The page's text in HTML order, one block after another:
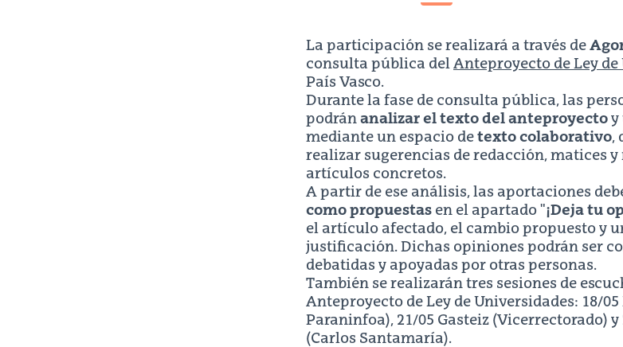
La participación se realizará a través de
consulta pública del Anteproyecto de Ley de
País Vasco.
Durante la fase de consulta pública, las
podrán analizar el texto del anteproyecto y
mediante un espacio de texto colaborativo,
realizar sugerencias de redacción, matices y
artículos concretos.
A partir de ese análisis, las aportaciones
como propuestas en el apartado "¡Deja tu
el artículo afectado, el cambio propuesto y
justificación. Dichas opiniones podrán ser
debatidas y apoyadas por otras personas.
También se realizarán tres sesiones de
Anteproyecto de Ley de Universidades: 18/05
Paraninfoa), 21/05 Gasteiz (Vicerrectorado) y
(Carlos Santamaría).